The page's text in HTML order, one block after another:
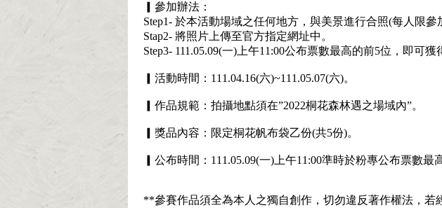
▎參加辦法：
Step1- 於本活動場域之任何地方，與美景進行合照(每人限參
Stap2- 將照片上傳至官方指定網址中。
Step3- 111.05.09(一)上午11:00公布票數最高的前5位，即可
▎活動時間：111.04.16(六)~111.05.07(六)。
▎作品規範：拍攝地點須在”2022桐花森林遇之場域內”。
▎獎品內容：限定桐花帆布袋乙份(共5份)。
▎公布時間：111.05.09(一)上午11:00準時於粉專公布票數最
**參賽作品須全為本人之獨自創作，切勿違反著作權法，若